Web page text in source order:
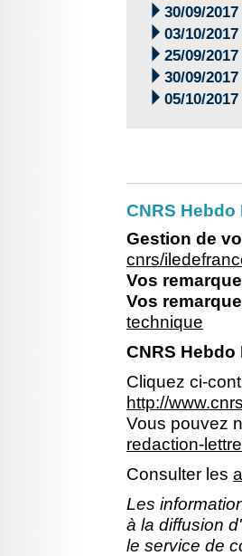
 30/09/2017
 03/10/2017
 25/09/2017
 30/09/2017
 05/10/2017
CNRS Hebdo
Gestion de
cnrs/
Vos
Vos
technique
CNRS Hebdo
Cliquez ci-
http://
Vous pouvez
redaction-
Consulter les
Les
à la diffusion
le service de